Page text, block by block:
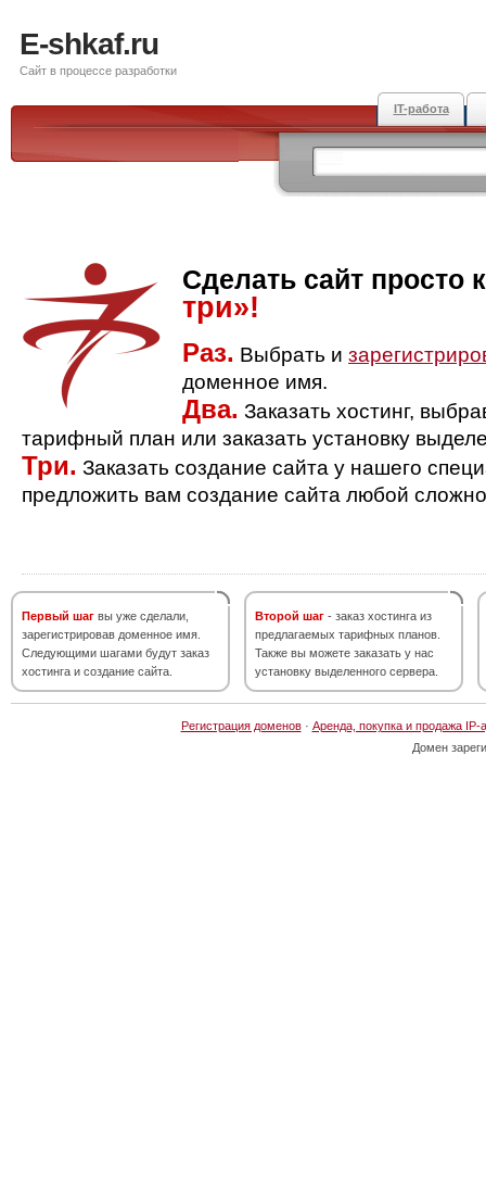
E-shkaf.ru
Сайт в процессе разработки
IT-работа
Сделать сайт просто
три»!
Раз. Выбрать и
доменное имя.
Два. Заказать хостинг,
тарифный план или заказать установку
Три. Заказать создание сайта у нашего
предложить вам создание сайта любой
Первый шаг вы уже сделали,
зарегистрировав доменное имя.
Следующими шагами будут заказ
хостинга и создание сайта.
Второй шаг - заказ хостинга из
предлагаемых тарифных планов.
Также вы можете заказать у нас
установку выделенного сервера.
Регистрация доменов· Аренда, покупка и продажа IP-
Домен